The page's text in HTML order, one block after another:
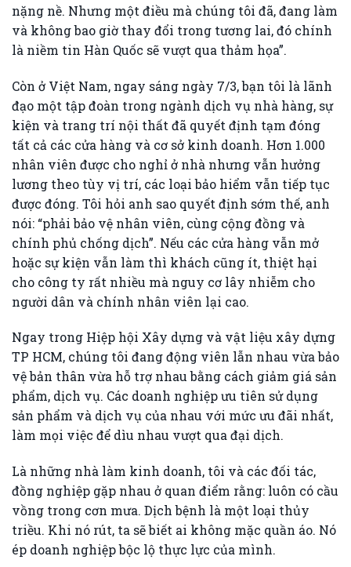
nặng nề. Nhưng một điều mà chúng tôi đã, đang làm
và không bao giờ thay đổi trong tương lai, đó chính
là niềm tin Hàn Quốc sẽ vượt qua thảm họa”.
Còn ở Việt Nam, ngay sáng ngày 7/3, bạn tôi là lãnh
đạo một tập đoàn trong ngành dịch vụ nhà hàng, sự
kiện và trang trí nội thất đã quyết định tạm đóng
tất cả các cửa hàng và cơ sở kinh doanh. Hơn 1.000
nhân viên được cho nghỉ ở nhà nhưng vẫn hưởng
lương theo tùy vị trí, các loại bảo hiểm vẫn tiếp tục
được đóng. Tôi hỏi anh sao quyết định sớm thế, anh
nói: “phải bảo vệ nhân viên, cùng cộng đồng và
chính phủ chống dịch”. Nếu các cửa hàng vẫn mở
hoặc sự kiện vẫn làm thì khách cũng ít, thiệt hại
cho công ty rất nhiều mà nguy cơ lây nhiễm cho
người dân và chính nhân viên lại cao.
Ngay trong Hiệp hội Xây dựng và vật liệu xây dựng
TP HCM, chúng tôi đang động viên lẫn nhau vừa bảo
vệ bản thân vừa hỗ trợ nhau bằng cách giảm giá sản
phẩm, dịch vụ. Các doanh nghiệp ưu tiên sử dụng
sản phẩm và dịch vụ của nhau với mức ưu đãi nhất,
làm mọi việc để dìu nhau vượt qua đại dịch.
Là những nhà làm kinh doanh, tôi và các đối tác,
đồng nghiệp gặp nhau ở quan điểm rằng: luôn có cầu
vồng trong cơn mưa. Dịch bệnh là một loại thủy
triều. Khi nó rút, ta sẽ biết ai không mặc quần áo. Nó
ép doanh nghiệp bộc lộ thực lực của mình.